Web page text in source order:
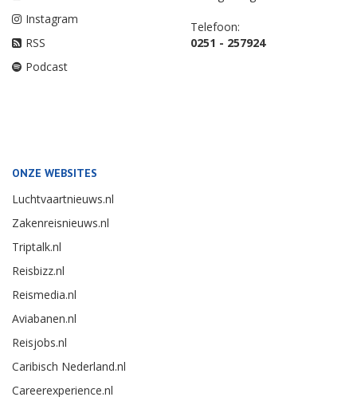
Instagram
RSS
Podcast
Telefoon:
0251 - 257924
ONZE WEBSITES
Luchtvaartnieuws.nl
Zakenreisnieuws.nl
Triptalk.nl
Reisbizz.nl
Reismedia.nl
Aviabanen.nl
Reisjobs.nl
Caribisch Nederland.nl
Careerexperience.nl